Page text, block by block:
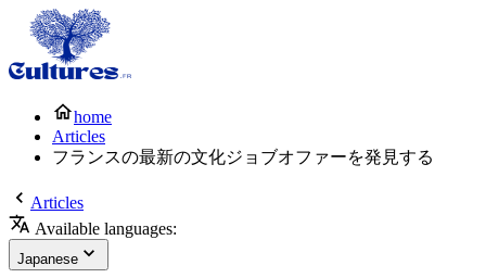
home
Articles
フランスの最新の文化ジョブオファーを発見する
Articles
Available languages:
Japanese